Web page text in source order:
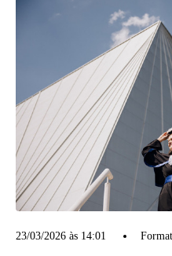
23/03/2026 às 14:01